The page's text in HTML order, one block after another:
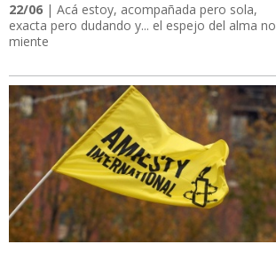
22/06 | Acá estoy, acompañada pero sola,
exacta pero dudando y... el espejo del alma no
miente